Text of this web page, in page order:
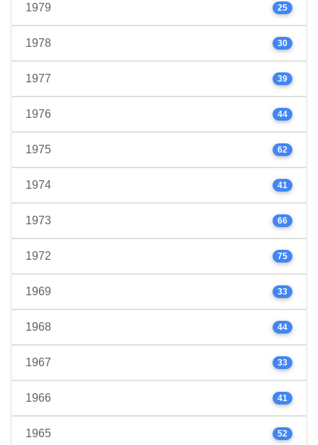
1979 25
1978 30
1977 39
1976 44
1975 62
1974 41
1973 66
1972 75
1969 33
1968 44
1967 33
1966 41
1965 52